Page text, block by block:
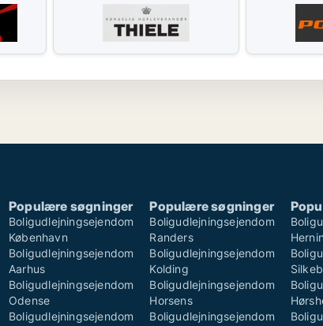
Populære søgninger
Boligudlejningsejendom
København
Boligudlejningsejendom
Aarhus
Boligudlejningsejendom
Odense
Boligudlejningsejendom
Populære søgninger
Boligudlejningsejendom
Randers
Boligudlejningsejendom
Kolding
Boligudlejningsejendom
Horsens
Boligudlejningsejendom